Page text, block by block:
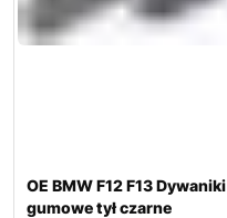
OE BMW F12 F13 Dywaniki
gumowe tył czarne